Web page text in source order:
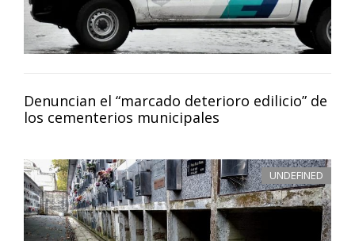
Denuncian el “marcado deterioro edilicio” de
los cementerios municipales
UNDEFINED